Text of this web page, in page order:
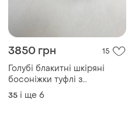
3850 грн 15
Голубі блакитні шкіряні
босоніжки туфлі з
квадратним каблуком з
відкритим носком
35 і ще 6